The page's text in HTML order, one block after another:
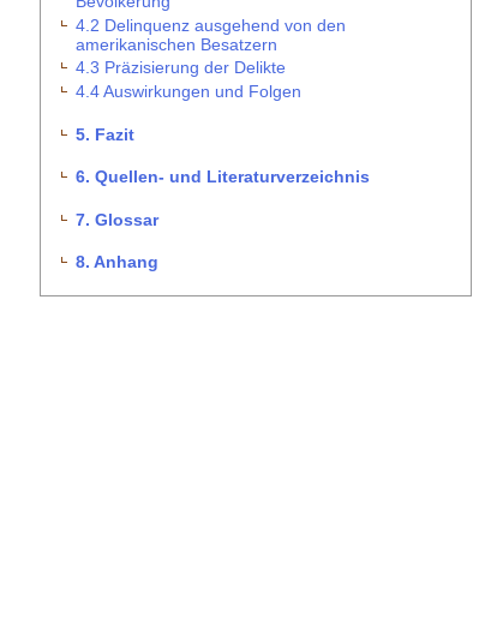
4.2 Delinquenz ausgehend von den
amerikanischen Besatzern
4.3 Präzisierung der Delikte
4.4 Auswirkungen und Folgen
5. Fazit
6. Quellen- und Literaturverzeichnis
7. Glossar
8. Anhang